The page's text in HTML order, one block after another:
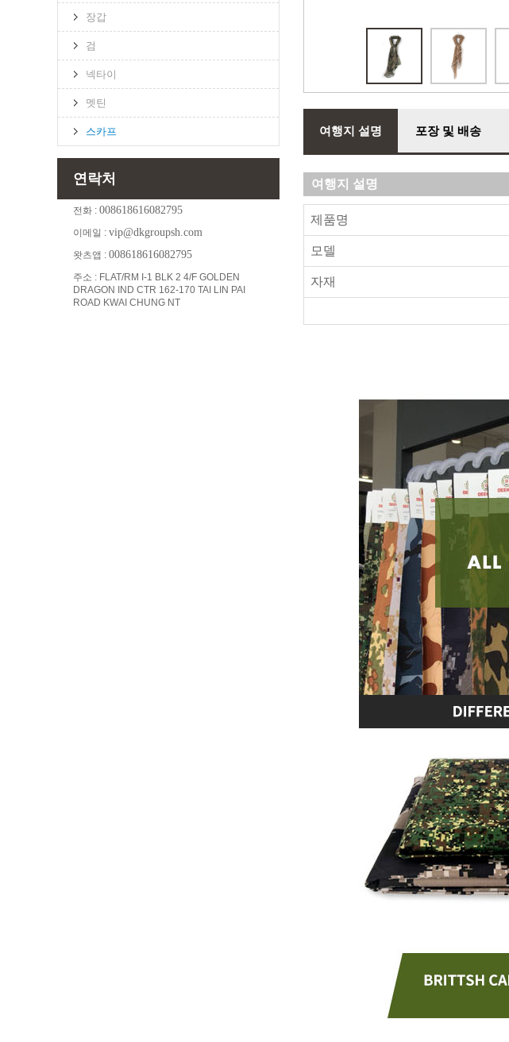
여행지 설명 포장 및 배송
여행지 설명
제품명
모델
자재
장갑
검
넥타이
멧틴
스카프
연락처
전화 : 008618616082795
이메일 : vip@dkgroupsh.com
왓츠앱 : 008618616082795
주소 : FLAT/RM I-1 BLK 2 4/F GOLDEN
DRAGON IND CTR 162-170 TAI LIN PAI
ROAD KWAI CHUNG NT